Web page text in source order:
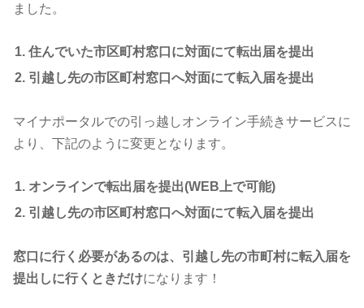
ました。
住んでいた市区町村窓口に対面にて転出届を提出
引越し先の市区町村窓口へ対面にて転入届を提出
マイナポータルでの引っ越しオンライン手続きサービスに
より、下記のように変更となります。
オンラインで転出届を提出(WEB上で可能)
引越し先の市区町村窓口へ対面にて転入届を提出
窓口に行く必要があるのは、引越し先の市町村に転入届を
提出しに行くときだけになります！